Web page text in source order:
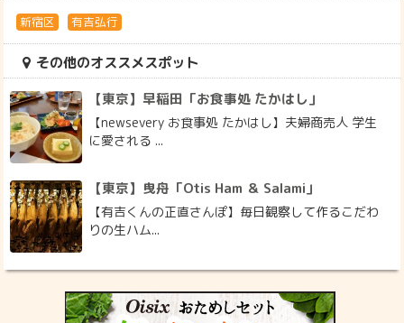
新宿区 有吉弘行
その他のオススメスポット
【東京】早稲田「お食事処 たかはし」
【newsevery お食事処 たかはし】夫婦商売人 学生
に愛される ...
【東京】曳舟「Otis Ham ＆ Salami」
【有吉くんの正直さんぽ】毎日観察して作るこだわ
りの生ハム...